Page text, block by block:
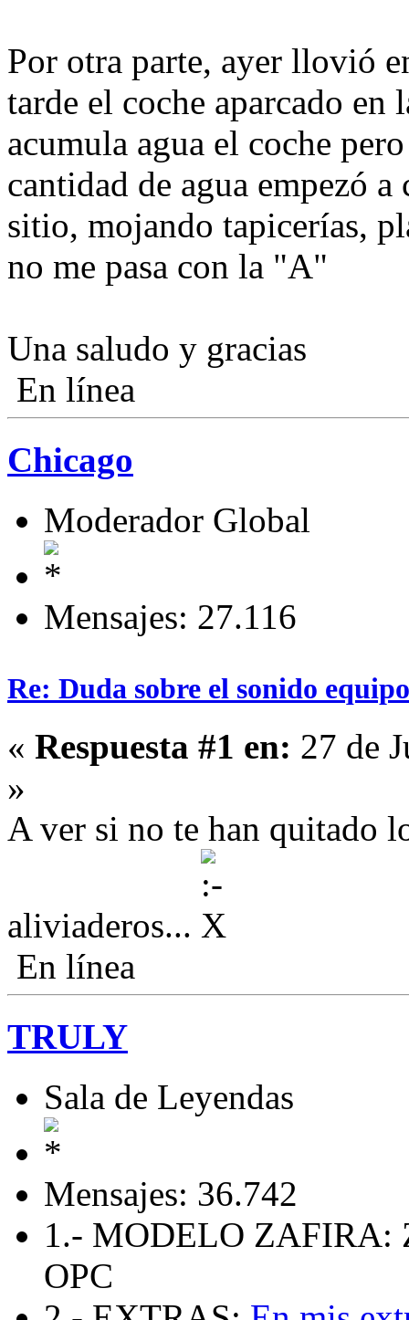
Por otra parte, ayer llovió
tarde el coche aparcado en
acumula agua el coche
cantidad de agua empezó a
sitio, mojando tapicerías,
no me pasa con la "A"
Una saludo y gracias
En línea
Chicago
Moderador Global
Mensajes: 27.116
Re: Duda sobre el sonido
« Respuesta #1 en: 27 de
»
A ver si no te han quitado
aliviaderos...
En línea
TRULY
Sala de Leyendas
Mensajes: 36.742
1.- MODELO ZAFIRA:
OPC